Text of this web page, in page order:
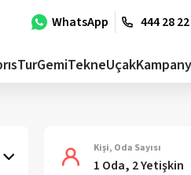
WhatsApp 444 28 22
TurGemiTekneUçak
Kişi, Oda Sayısı
1 Oda, 2 Yetişkin